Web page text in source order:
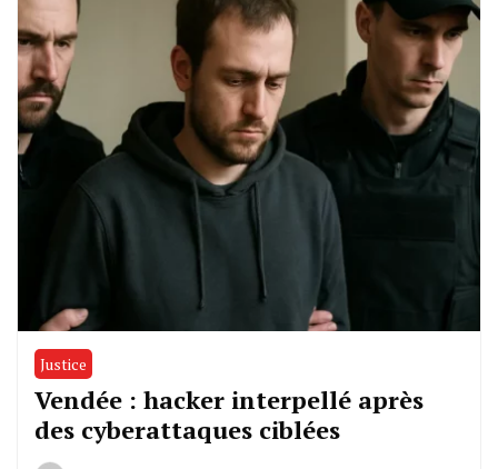
Justice
Vendée : hacker interpellé après
des cyberattaques ciblées